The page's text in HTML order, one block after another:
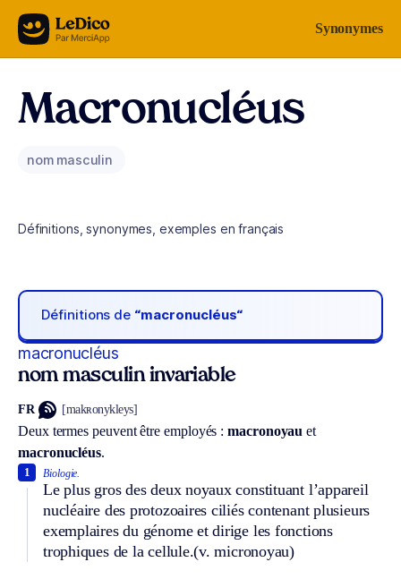
Aller au contenu Synonymes
Macronucléus
nom masculin
Définitions, synonymes, exemples en français
Définitions de “macronucléus“
macronucléus
nom masculin invariable
FR [makʀonykleys]
Deux termes peuvent être employés :macronoyau et
macronucléus.
Biologie.
Le plus gros des deux noyaux constituant l’appareil
nucléaire des protozoaires ciliés contenant plusieurs
exemplaires du génome et dirige les fonctions
trophiques de la cellule.(v. micronoyau)
1